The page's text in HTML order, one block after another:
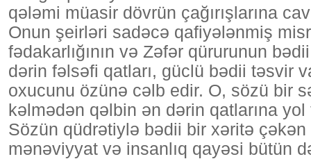
qələmi müasir dövrün çağırışlarına
Onun şeirləri sadəcə qafiyələnmiş
fədakarlığının və Zəfər qürurunun
dərin fəlsəfi qatları, güclü bədii təsvir
oxucunu özünə cəlb edir. O, sözü bir
kəlmədən qəlbin ən dərin qatlarına
Sözün qüdrətiylə bədii bir xəritə çəkən
mənəviyyat və insanlıq qayəsi bütün